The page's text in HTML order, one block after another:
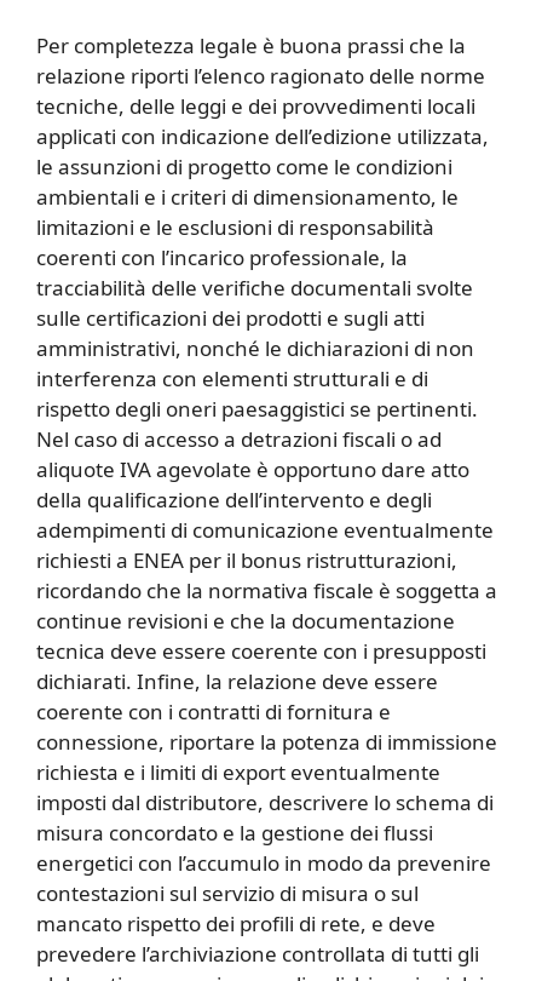
Per completezza legale è buona prassi che la
relazione riporti l’elenco ragionato delle norme
tecniche, delle leggi e dei provvedimenti locali
applicati con indicazione dell’edizione utilizzata,
le assunzioni di progetto come le condizioni
ambientali e i criteri di dimensionamento, le
limitazioni e le esclusioni di responsabilità
coerenti con l’incarico professionale, la
tracciabilità delle verifiche documentali svolte
sulle certificazioni dei prodotti e sugli atti
amministrativi, nonché le dichiarazioni di non
interferenza con elementi strutturali e di
rispetto degli oneri paesaggistici se pertinenti.
Nel caso di accesso a detrazioni fiscali o ad
aliquote IVA agevolate è opportuno dare atto
della qualificazione dell’intervento e degli
adempimenti di comunicazione eventualmente
richiesti a ENEA per il bonus ristrutturazioni,
ricordando che la normativa fiscale è soggetta a
continue revisioni e che la documentazione
tecnica deve essere coerente con i presupposti
dichiarati. Infine, la relazione deve essere
coerente con i contratti di fornitura e
connessione, riportare la potenza di immissione
richiesta e i limiti di export eventualmente
imposti dal distributore, descrivere lo schema di
misura concordato e la gestione dei flussi
energetici con l’accumulo in modo da prevenire
contestazioni sul servizio di misura o sul
mancato rispetto dei profili di rete, e deve
prevedere l’archiviazione controllata di tutti gli